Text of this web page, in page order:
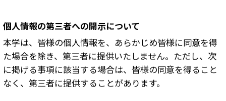
個人情報の第三者への開示について
本学は、皆様の個人情報を、あらかじめ皆様に同意を得
た場合を除き、第三者に提供いたしません。ただし、次
に掲げる事項に該当する場合は、皆様の同意を得ること
なく、第三者に提供することがあります。